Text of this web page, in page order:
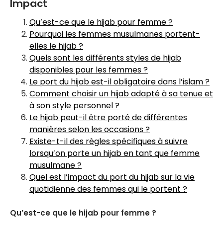
Impact
Qu’est-ce que le hijab pour femme ?
Pourquoi les femmes musulmanes portent-
elles le hijab ?
Quels sont les différents styles de hijab
disponibles pour les femmes ?
Le port du hijab est-il obligatoire dans l’islam ?
Comment choisir un hijab adapté à sa tenue et
à son style personnel ?
Le hijab peut-il être porté de différentes
manières selon les occasions ?
Existe-t-il des règles spécifiques à suivre
lorsqu’on porte un hijab en tant que femme
musulmane ?
Quel est l’impact du port du hijab sur la vie
quotidienne des femmes qui le portent ?
Qu’est-ce que le hijab pour femme ?